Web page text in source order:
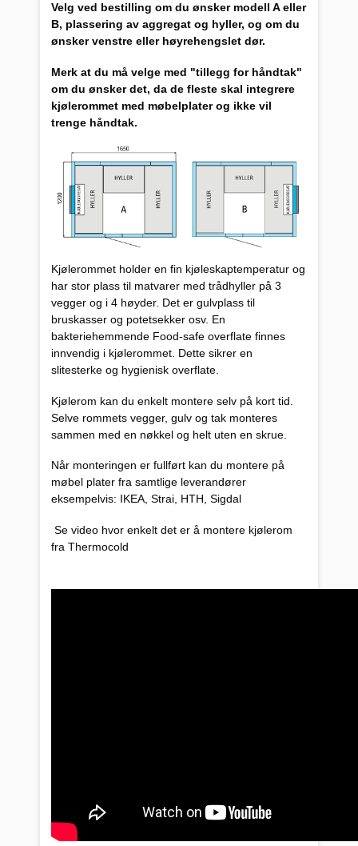
Velg ved bestilling om du ønsker modell A eller
B, plassering av aggregat og hyller, og om du
ønsker venstre eller høyrehengslet dør.
Merk at du må velge med "tillegg for håndtak"
om du ønsker det, da de fleste skal integrere
kjølerommet med møbelplater og ikke vil
trenge håndtak.
Kjølerommet holder en fin kjøleskaptemperatur og
har stor plass til matvarer med trådhyller på 3
vegger og i 4 høyder. Det er gulvplass til
bruskasser og potetsekker osv. En
bakteriehemmende Food-safe overflate finnes
innvendig i kjølerommet. Dette sikrer en
slitesterke og hygienisk overflate.
Kjølerom kan du enkelt montere selv på kort tid.
Selve rommets vegger, gulv og tak monteres
sammen med en nøkkel og helt uten en skrue.
Når monteringen er fullført kan du montere på
møbel plater fra samtlige leverandører
eksempelvis: IKEA, Strai, HTH, Sigdal
Se video hvor enkelt det er å montere kjølerom
fra Thermocold